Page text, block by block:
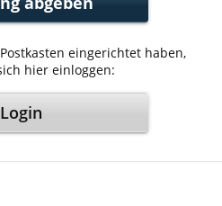
eingerichtet haben,
hier einloggen:
Login